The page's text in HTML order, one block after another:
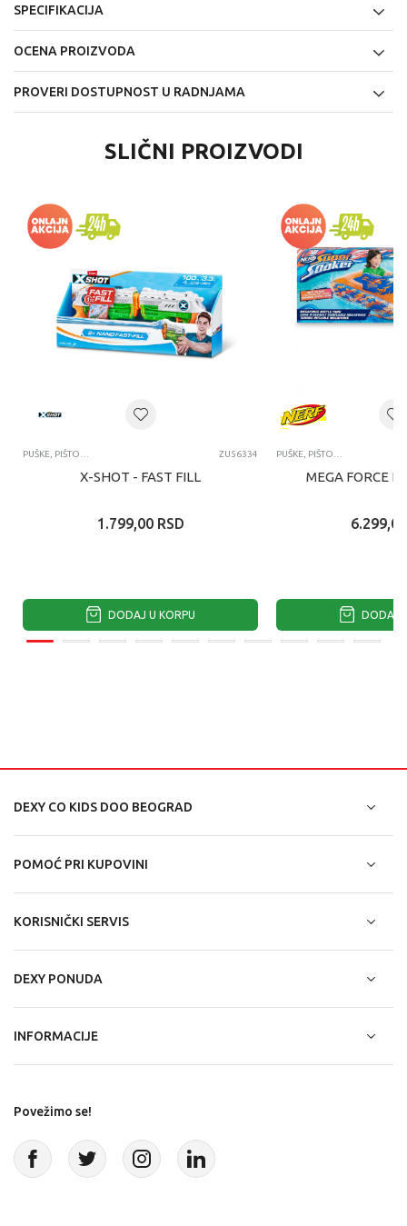
SPECIFIKACIJA
OCENA PROIZVODA
PROVERI DOSTUPNOST U RADNJAMA
SLIČNI PROIZVODI
PUŠKE, PIŠTOLJI, BLASTERI I MAČEVI ZU56334
X-SHOT - FAST FILL
1.799,00 RSD
DODAJ U KORPU
PUŠKE, PIŠTOLJI, BLASTERI I MAČEVI
MEGA FORCE
6.299,00
DODAJ
DEXY CO KIDS DOO BEOGRAD
POMOĆ PRI KUPOVINI
KORISNIČKI SERVIS
DEXY PONUDA
INFORMACIJE
Povežimo se!